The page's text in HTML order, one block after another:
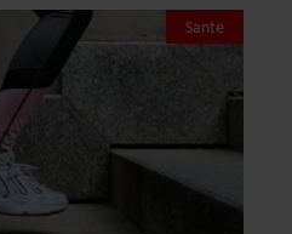
Sante